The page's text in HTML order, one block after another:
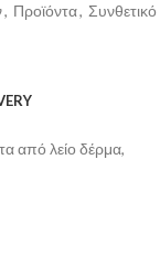
, Προϊόντα, Συνθετικό
από λείο δέρμα,